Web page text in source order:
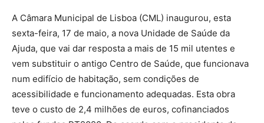
A Câmara Municipal de Lisboa (CML) inaugurou, esta
sexta-feira, 17 de maio, a nova Unidade de Saúde da
Ajuda, que vai dar resposta a mais de 15 mil utentes e
vem substituir o antigo Centro de Saúde, que funcionava
num edifício de habitação, sem condições de
acessibilidade e funcionamento adequadas. Esta obra
teve o custo de 2,4 milhões de euros, cofinanciados